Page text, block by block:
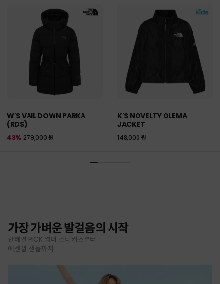
W'S VAIL DOWN PARKA
(RDS)
279,000 원
43%
K'S NOVELTY OLEMA
JACKET
148,000 원
가장 가벼운 발걸음의 시작
한혜연 PICK 썸머 스니커즈부터
에센셜 샌들까지